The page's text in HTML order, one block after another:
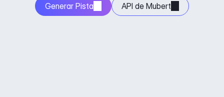
Generar Pista API de Mubert